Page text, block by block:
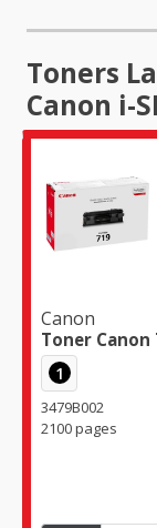
Toners
Canon i-
Canon
Toner Canon
1
3479B002
2100 pages